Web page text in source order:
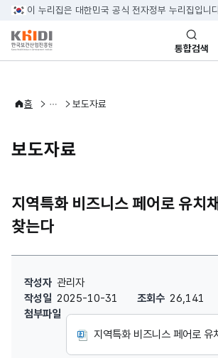
본문 바로가기
이 누리집은 대한민국 공식 전자정부 누리집입니
통합검색
홈
알림·소식 보도자료
보도자료
지역특화 비즈니스 페어로 유치
찾는다
지역특화 비즈니스 페어로 유치채널 확대 답
작성자 관리자
작성일 2025-10-31 조회수 26,141
첨부파일
지역특화 비즈니스 페어로